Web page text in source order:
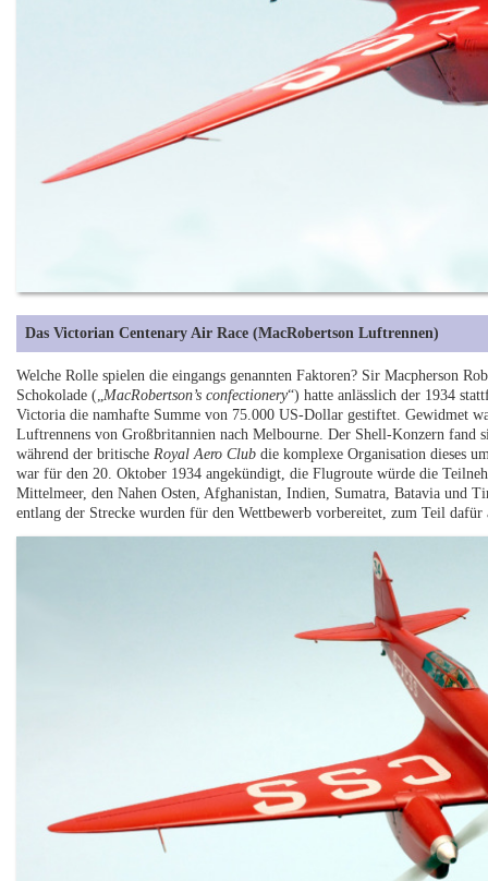
Das Victorian Centenary Air Race (MacRobertson Luftrennen)
Welche Rolle spielen die eingangs genannten Faktoren? Sir Macpherson
Schokolade („ MacRobertson’s confectionery“) hatte anlässlich der 1934
Victoria die namhafte Summe von 75.000 US-Dollar gestiftet. Gewidmet
Luftrennens von Großbritannien nach Melbourne. Der Shell-Konzern fand
während der britische Royal Aero Clubdie komplexe Organisation dieses
war für den 20. Oktober 1934 angekündigt, die Flugroute würde die
Mittelmeer, den Nahen Osten, Afghanistan, Indien, Sumatra, Batavia und
entlang der Strecke wurden für den Wettbewerb vorbereitet, zum Teil dafür